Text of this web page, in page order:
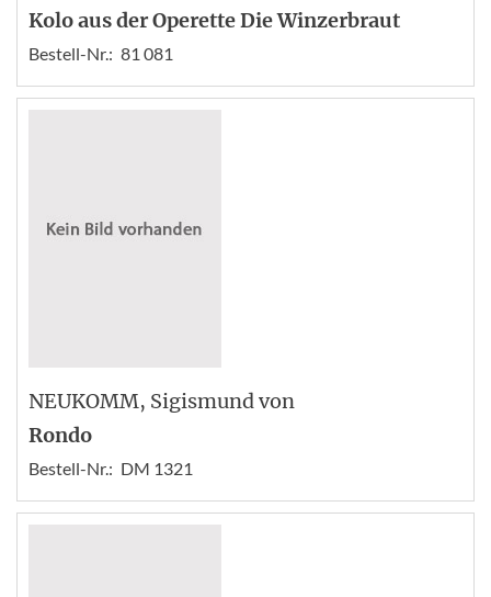
Kolo aus der Operette Die Winzerbraut
Bestell-Nr.: 81 081
NEUKOMM, Sigismund von
Rondo
Bestell-Nr.: DM 1321